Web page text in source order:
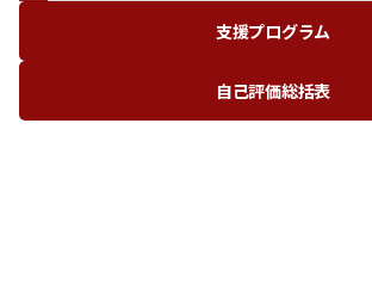
支援プログラム
自己評価総括表